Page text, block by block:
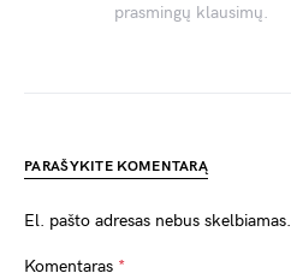
prasmingų klausimų.
PARAŠYKITE KOMENTARĄ
El. pašto adresas nebus skelbiamas.
Komentaras *